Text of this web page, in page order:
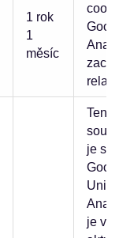
1 rok
1
měsíc
je
je